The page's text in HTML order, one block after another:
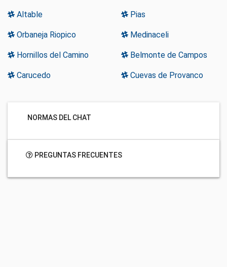
Altable Pias
Orbaneja Riopico Medinaceli
Hornillos del Camino Belmonte de Campos
Carucedo Cuevas de Provanco
NORMAS DEL CHAT
PREGUNTAS FRECUENTES